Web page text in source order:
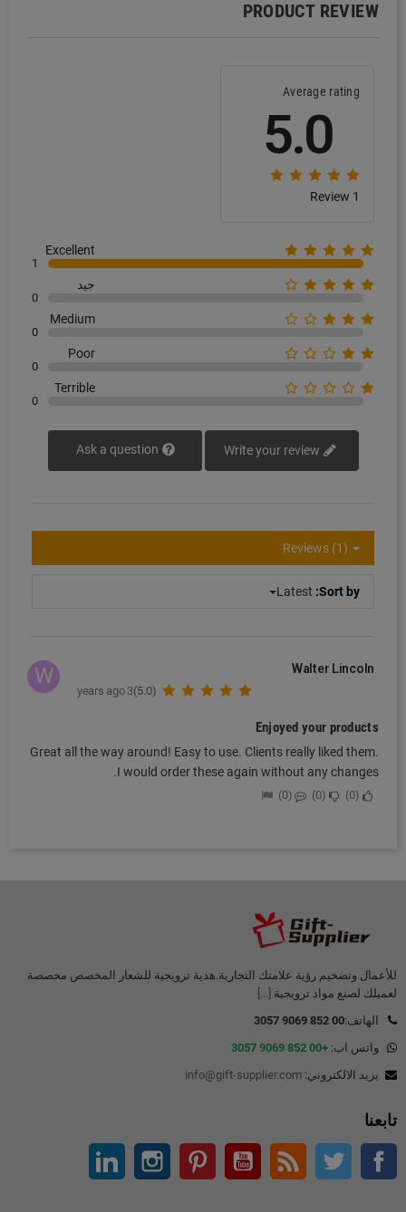
PRODUCT REVIEW
Average rating
5.0
1 Review
Excellent
1
جيد
0
Medium
0
Poor
0
Terrible
0
Reviews (1)
Sort by:
Latest
W Walter Lincoln
(5.0)
3 years ago
Enjoyed your products
Great all the way around! Easy to use. Clients really liked them.
I would order these again without any changes.
0
0
0
للأعمال وتضخيم رؤية علامتك التجارية.هدية ترويجية للشعار المخصص مخصصة
لعميلك لصنع مواد ترويجية [...]
الهاتف:00 852 9069 3057
واتس اب: +00 852 9069 3057
بريد الالكتروني: info@gift-supplier.com
تابعنا
موقع التواصل الاجتماعي الفيسبوك
آر إس إس موقع يوتيوببينتيريست انستغرام